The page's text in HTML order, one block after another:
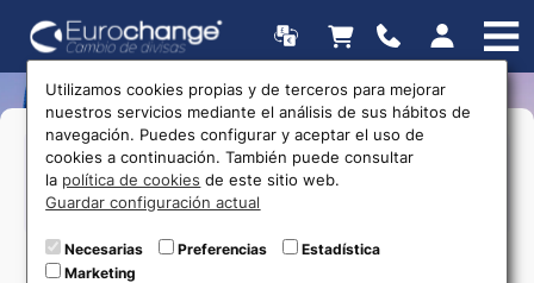
Horarios >Lunes a Viiernes:10:00 a 20:00
615 403 877
Utilizamos cookies propias y de terceros para mejorar
nuestros servicios mediante el análisis de sus hábitos de
navegación. Puedes configurar y aceptar el uso de
cookies a continuación. También puede consultar
la política de cookies de este sitio web.
Guardar configuración actual
Necesarias Preferencias
Estadística
Marketing